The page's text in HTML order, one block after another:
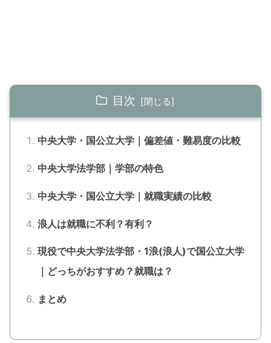
目次
中央大学・国公立大学｜偏差値・難易度の比較
中央大学法学部｜学部の特色
中央大学・国公立大学｜就職実績の比較
浪人は就職に不利？有利？
現役で中央大学法学部・1浪(浪人)で国公立大学
｜どっちがおすすめ？就職は？
まとめ